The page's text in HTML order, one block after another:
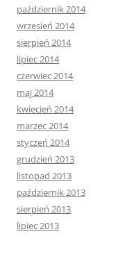
październik 2014
wrzesień 2014
sierpień 2014
lipiec 2014
czerwiec 2014
maj 2014
kwiecień 2014
marzec 2014
styczeń 2014
grudzień 2013
listopad 2013
październik 2013
sierpień 2013
lipiec 2013